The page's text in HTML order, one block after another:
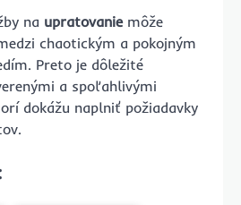
na upratovaniemôže
chaotickým a pokojným
Preto je dôležité
a spoľahlivými
dokážu naplniť požiadavky